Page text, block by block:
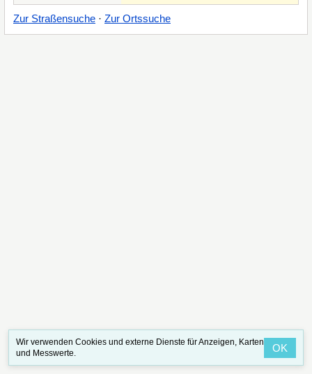
Zur Straßensuche · Zur Ortssuche
Wir verwenden Cookies und externe Dienste für Anzeigen, Karten
und Messwerte.
OK